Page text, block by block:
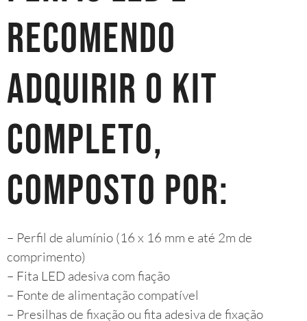
recomendo
adquirir o kit
completo,
composto por:
– Perfil de alumínio (16 x 16 mm e até 2m de
comprimento)
– Fita LED adesiva com fiação
– Fonte de alimentação compatível
– Presilhas de fixação ou fita adesiva de fixação